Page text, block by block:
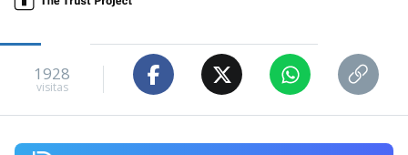
1928
visitas